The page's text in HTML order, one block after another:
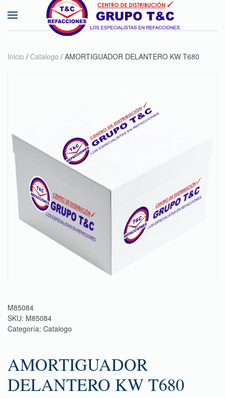
Skip to main content
Inicio / Catalogo / AMORTIGUADOR DELANTERO KW T680
M85084
SKU: M85084
Categoría: Catalogo
AMORTIGUADOR
DELANTERO KW T680